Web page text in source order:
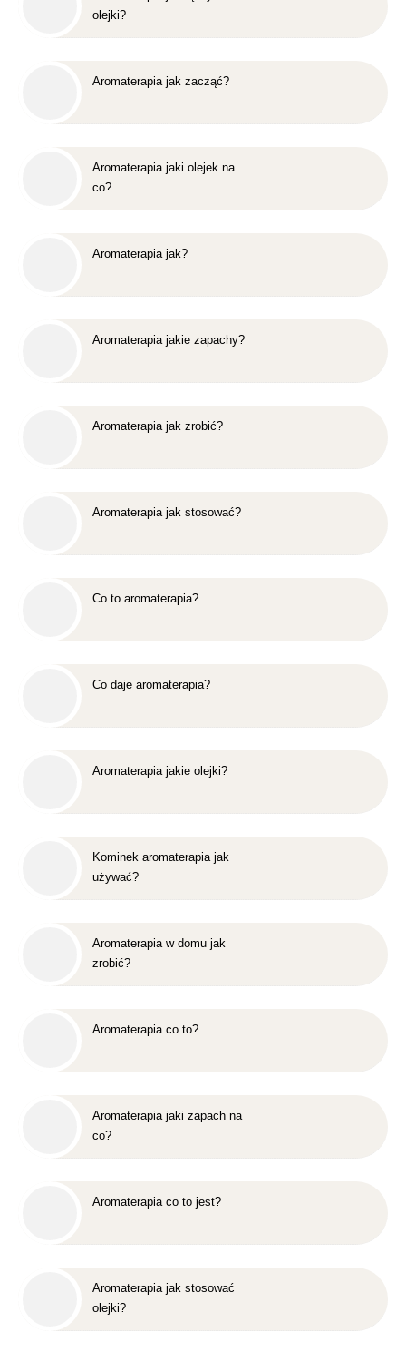
olejki?
Aromaterapia jak zacząć?
Aromaterapia jaki olejek na
co?
Aromaterapia jak?
Aromaterapia jakie zapachy?
Aromaterapia jak zrobić?
Aromaterapia jak stosować?
Co to aromaterapia?
Co daje aromaterapia?
Aromaterapia jakie olejki?
Kominek aromaterapia jak
używać?
Aromaterapia w domu jak
zrobić?
Aromaterapia co to?
Aromaterapia jaki zapach na
co?
Aromaterapia co to jest?
Aromaterapia jak stosować
olejki?